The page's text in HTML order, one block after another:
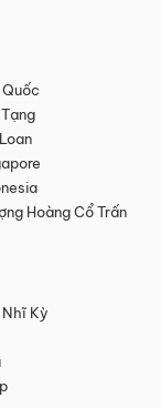
Quốc
Hoàng Cổ Trấn
Kỳ